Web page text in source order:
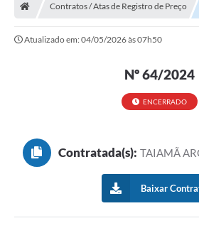
Contratos / Atas de Registro de Preço
Atualizado em: 04/05/2026 às 07h50
Nº 64/2024
ENCERRADO
Contratada(s): TAIAMÃ
Baixar